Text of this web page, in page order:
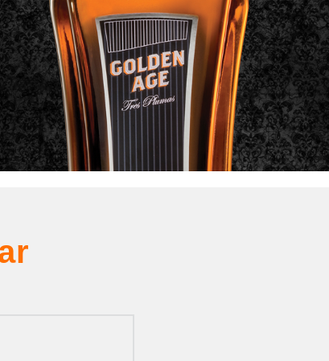
a su clásica línea Tres Plumas. La idea fue lanzar
Age” una familia de licores Premium.
eligió una botella muy particular con reminisencias Art Deco.
una estética de época elegante, diseñamos todas las
y la web de presentación del producto.